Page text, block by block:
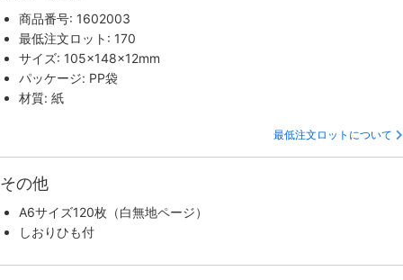
商品番号: 1602003
最低注文ロット: 170
サイズ: 105×148×12mm
パッケージ: PP袋
材質: 紙
最低注文ロットについて
その他
A6サイズ120枚（白無地ページ）
しおりひも付